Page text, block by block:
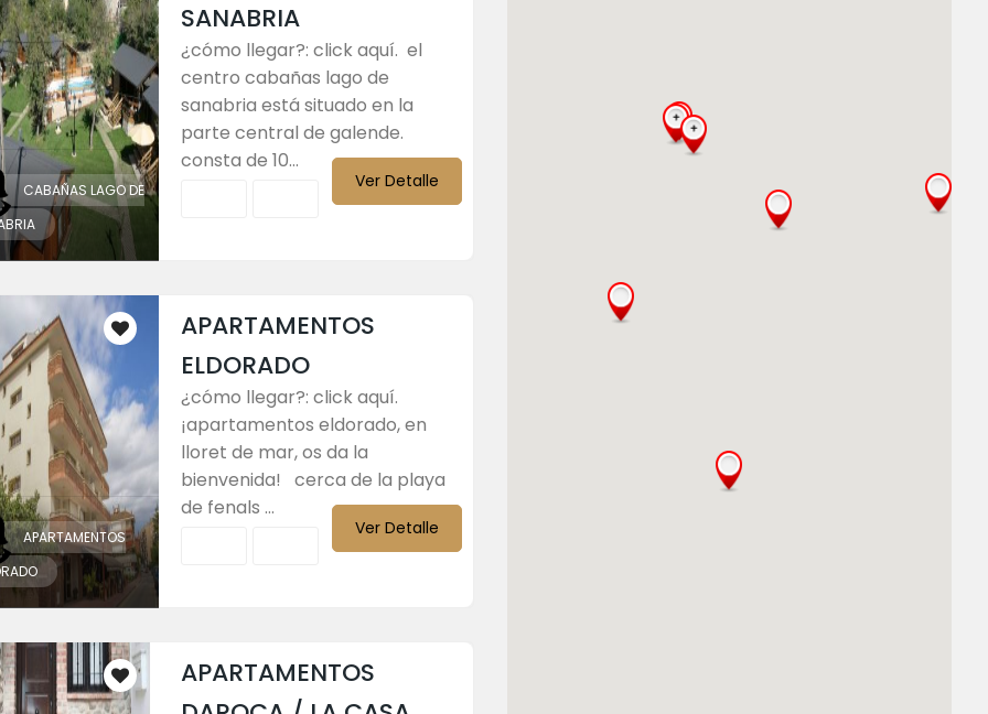
CABAÑAS LAGO DE
SANABRIA
¿cómo llegar?: click aquí. el
centro cabañas lago de
sanabria está situado en la
parte central de galende.
consta de 10...
Ver Detalle
APARTAMENTOS
APARTAMENTOS
ELDORADO
¿cómo llegar?: click aquí.
¡apartamentos eldorado, en
lloret de mar, os da la
bienvenida! cerca de la playa
de fenals ...
Ver Detalle
APARTAMENTOS